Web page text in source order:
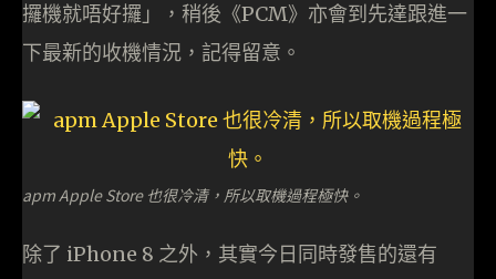
攞機就唔好攞」，稍後《PCM》亦會到先達跟進一
下最新的收機情況，記得留意。
apm Apple Store 也很冷清，所以取機過程極快。
除了 iPhone 8 之外，其實今日同時發售的還有